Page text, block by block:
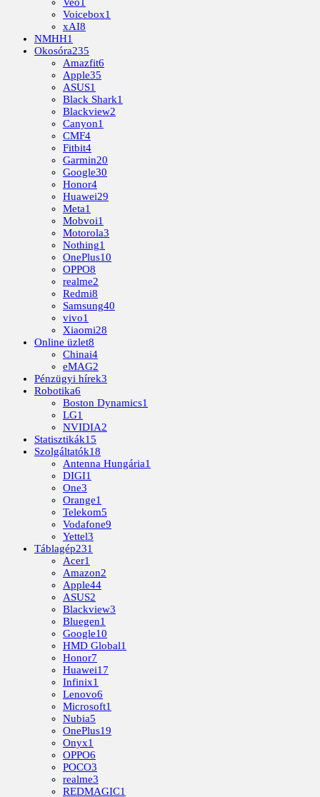
Voicebox1
xAI8
NMHH1
Okosóra235
Amazfit6
Apple35
ASUS1
Black Shark1
Blackview2
Canyon1
CMF4
Fitbit4
Garmin20
Google30
Honor4
Huawei29
Meta1
Mobvoi1
Motorola3
Nothing1
OnePlus10
OPPO8
realme2
Redmi8
Samsung40
vivo1
Xiaomi28
Online üzlet8
Chinai4
eMAG2
Pénzügyi hírek3
Robotika6
Boston Dynamics1
LG1
NVIDIA2
Statisztikák15
Szolgáltatók18
Antenna Hungária1
DIGI1
One3
Orange1
Telekom5
Vodafone9
Yettel3
Táblagép231
Acer1
Amazon2
Apple44
ASUS2
Blackview3
Bluegen1
Google10
HMD Global1
Honor7
Huawei17
Infinix1
Lenovo6
Microsoft1
Nubia5
OnePlus19
Onyx1
OPPO6
POCO3
realme3
REDMAGIC1